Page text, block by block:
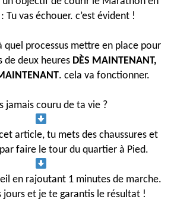
Tu vas échouer. c’est évident !
quel processus mettre en place pour
de deux heures DÈS MAINTENANT,
. cela va fonctionner.
jamais couru de ta vie ?
article, tu mets des chaussures et
faire le tour du quartier à Pied.
en rajoutant 1 minutes de marche.
jours et je te garantis le résultat !